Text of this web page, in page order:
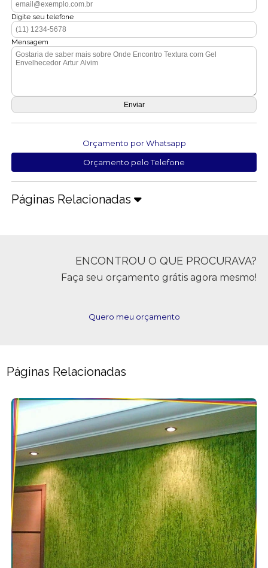
Digite seu telefone
Mensagem
Orçamento por Whatsapp
Orçamento pelo Telefone
Páginas Relacionadas
ENCONTROU O QUE PROCURAVA?
Faça seu orçamento grátis agora mesmo!
Quero meu orçamento
Páginas Relacionadas